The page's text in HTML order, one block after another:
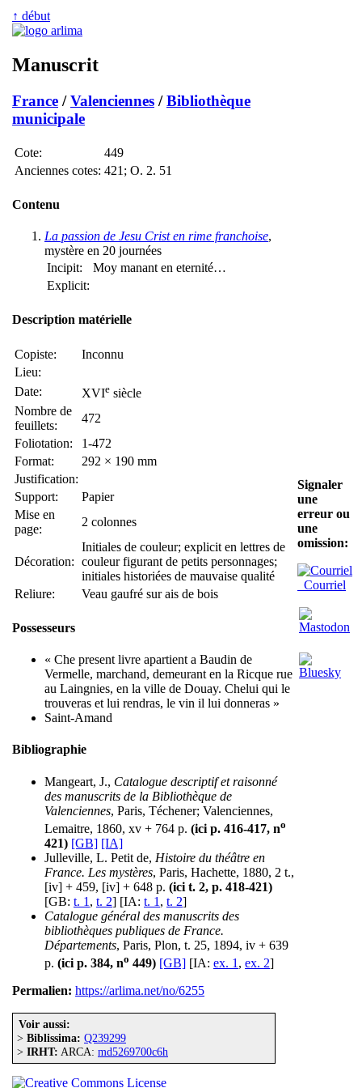
↑ début
Manuscrit
France /Valenciennes /Bibliothèque
municipale
Cote:
449
Anciennes cotes: 421; O. 2. 51
Contenu
La passion de Jesu Crist en rime franchoise,
mystère en 20 journées
Incipit:
Moy manant en eternité…
Explicit:
Description matérielle
Copiste:
Inconnu
Lieu:
Date:
XVIe siècle
Nombre de
feuillets:
472
Foliotation:
1-472
Format:
292 × 190 mm
Justification:
Support:
Papier
Mise en
page:
2 colonnes
Décoration:
Initiales de couleur; explicit en lettres de
couleur figurant de petits personnages;
initiales historiées de mauvaise qualité
Reliure:
Veau gaufré sur ais de bois
Possesseurs
« Che present livre apartient a Baudin de
Vermelle, marchand, demeurant en la Ricque rue
au Laingnies, en la ville de Douay. Chelui qui le
trouveras et lui rendras, le vin il lui donneras »
Saint-Amand
Bibliographie
Mangeart, J., Catalogue descriptif et raisonné
des manuscrits de la Bibliothèque de
Valenciennes, Paris, Téchener; Valenciennes,
Lemaitre, 1860, xv + 764 p. (ici p. 416-417, no
421) [GB] [IA]
Julleville, L. Petit de, Histoire du théâtre en
France. Les mystères, Paris, Hachette, 1880, 2 t.,
[iv] + 459, [iv] + 648 p. (ici t. 2, p. 418-421)
[GB: t. 1 , t. 2] [IA: t. 1 , t. 2]
Catalogue général des manuscrits des
bibliothèques publiques de France.
Départements, Paris, Plon, t. 25, 1894, iv + 639
p. (ici p. 384, no 449) [GB] [IA: ex. 1 , ex. 2]
Permalien: https://arlima.net/no/6255
Voir aussi:
> Biblissima: Q239299
> IRHT: ARCA: md5269700c6h
Signaler
une
erreur ou
une
omission:
Courriel